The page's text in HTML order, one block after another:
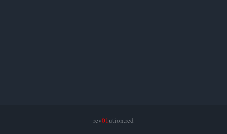
rev01ution.red